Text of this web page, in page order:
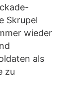
Skrupel
wieder
als
zu